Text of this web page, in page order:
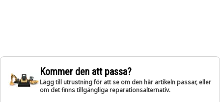
Kommer den att passa?
Lägg till utrustning för att se om den här artikeln passar, eller
om det finns tillgängliga reparationsalternativ.